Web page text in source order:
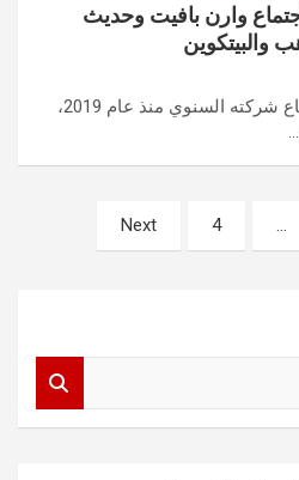
وارن بافيت وحديث
والبيتكوين
في أول حديث له خلال اجتماع شركته السنوي منذ عام 2019،
4
Next